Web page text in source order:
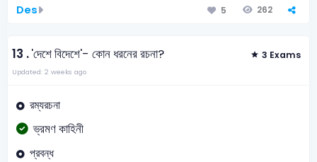
Des 5 262
13 .'দেশে বিদেশে'- কোন ধরনের রচনা? 3 Exams
Updated: 2 weeks ago
রম্যরচনা
ভ্রমণ কাহিনী
প্রবন্ধ